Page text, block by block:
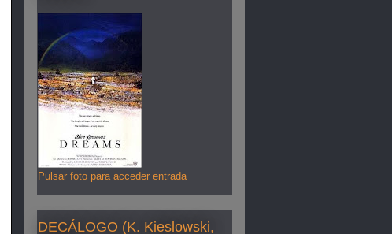
Pulsar foto para acceder entrada
DECÁLOGO (K. Kieslowski,